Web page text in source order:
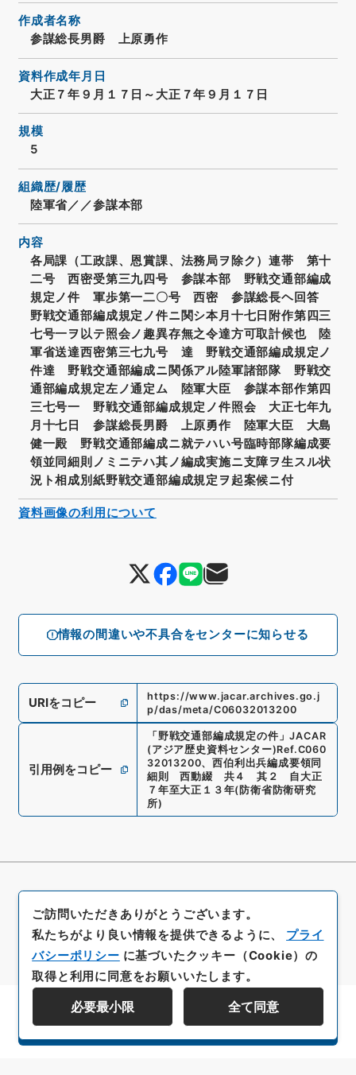
情報の間違いや不具合をセンターに知らせる
作成者名称
参謀総長男爵 上原勇作
資料作成年月日
大正７年９月１７日～大正７年９月１７日
規模
5
組織歴/履歴
陸軍省／／参謀本部
内容
各局課（工政課、恩賞課、法務局ヲ除ク）連帯 第十
二号 西密受第三九四号 参謀本部 野戦交通部編成
規定ノ件 軍歩第一二〇号 西密 参謀総長ヘ回答
野戦交通部編成規定ノ件ニ関シ本月十七日附作第四三
七号一ヲ以テ照会ノ趣異存無之令達方可取計候也 陸
軍省送達西密第三七九号 達 野戦交通部編成規定ノ
件達 野戦交通部編成ニ関係アル陸軍諸部隊 野戦交
通部編成規定左ノ通定ム 陸軍大臣 参謀本部作第四
三七号一 野戦交通部編成規定ノ件照会 大正七年九
月十七日 参謀総長男爵 上原勇作 陸軍大臣 大島
健一殿 野戦交通部編成ニ就テハい号臨時部隊編成要
領並同細則ノミニテハ其ノ編成実施ニ支障ヲ生スル状
況ト相成別紙野戦交通部編成規定ヲ起案候ニ付
URIをコピー
https://www.jacar.archives.go.j
p/das/meta/C06032013200
引用例をコピー
「 野戦交通部編成規定の件 」JACAR
(アジア歴史資料センター)Ref.C060
32013200、西伯利出兵編成要領同
細則 西動綴 共４ 其２ 自大正
７年至大正１３年( 防衛省防衛研究
所)
資料画像の利用について
資料群階層を表示する
ご訪問いただきありがとうございます。
私たちがより良い情報を提供できるように、 プライ
バシーポリシー に基づいたクッキー（Cookie）の
取得と利用に同意をお願いいたします。
必要最小限 全て同意